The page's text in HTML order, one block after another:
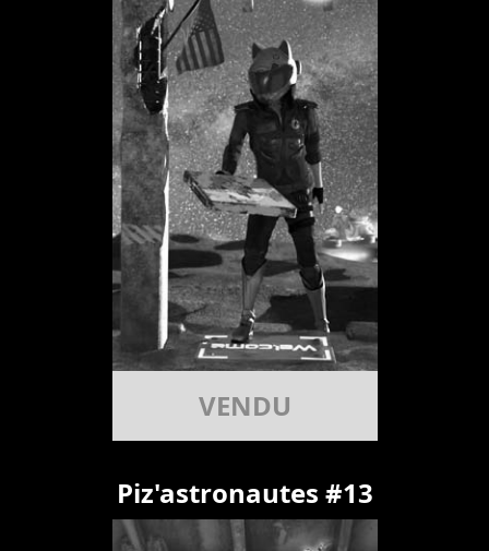
VENDU
Piz'astronautes #13